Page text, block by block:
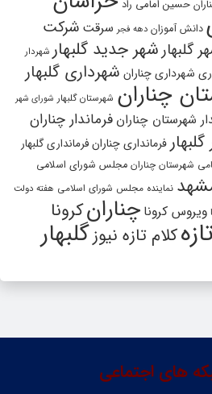
حسین امامی راد
دانش آموزان دهه فجر سرقت شرکت
گلبهارشهر جدید گلبهار شهردار
شهرداری چناران شهرداری گلبهار
چناران شهرستان گلبهار شورای شهر
شهرستان چناران فرماندار چناران
فرمانداری چنارانفرمانداری گلبهار
شهرستان چناران مجلس شورای اسلامی
نماینده مجلس شورای اسلامی هفته دولت
ویروس کرونا چنارانکرونا
کلام تازه نیوزگلبهار
های اجتماعی